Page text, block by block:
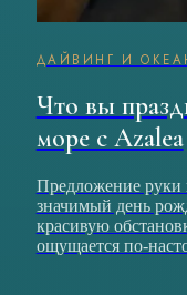
ДАЙВИНГ И
Что вы
море с Azalea
Предложение руки
значимый день
красивую
ощущается по-